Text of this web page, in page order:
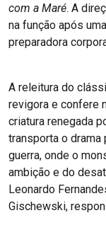
com a Maré. A
na função após
preparadora
A releitura do
revigora e confere
criatura renegada
transporta o drama
guerra, onde o
ambição e do
Leonardo
Gischewski,